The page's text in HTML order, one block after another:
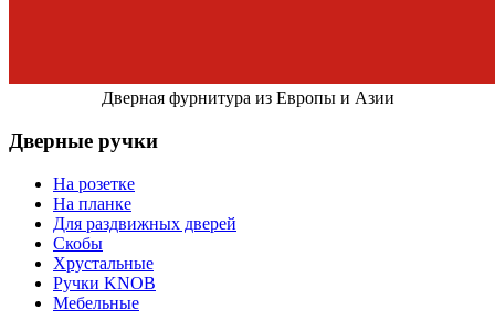
Дверная фурнитура из Европы и Азии
Дверные ручки
На розетке
На планке
Для раздвижных дверей
Скобы
Хрустальные
Ручки KNOB
Мебельные